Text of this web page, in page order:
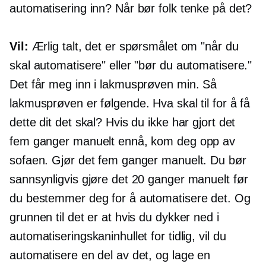
automatisering inn? Når bør folk tenke på det?
Vil: Ærlig talt, det er spørsmålet om "når du
skal automatisere" eller "bør du automatisere."
Det får meg inn i lakmusprøven min. Så
lakmusprøven er følgende. Hva skal til for å få
dette dit det skal? Hvis du ikke har gjort det
fem ganger manuelt ennå, kom deg opp av
sofaen. Gjør det fem ganger manuelt. Du bør
sannsynligvis gjøre det 20 ganger manuelt før
du bestemmer deg for å automatisere det. Og
grunnen til det er at hvis du dykker ned i
automatiseringskaninhullet for tidlig, vil du
automatisere en del av det, og lage en